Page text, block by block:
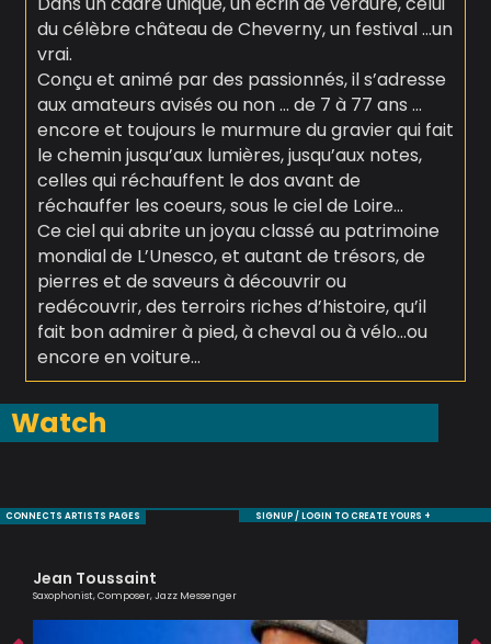
du célèbre château de Cheverny, un festival …un
vrai.
Conçu et animé par des passionnés, il s’adresse
aux amateurs avisés ou non … de 7 à 77 ans …
encore et toujours le murmure du gravier qui fait
le chemin jusqu’aux lumières, jusqu’aux notes,
celles qui réchauffent le dos avant de
réchauffer les coeurs, sous le ciel de Loire…
Ce ciel qui abrite un joyau classé au patrimoine
mondial de L’Unesco, et autant de trésors, de
pierres et de saveurs à découvrir ou
redécouvrir, des terroirs riches d’histoire, qu’il
fait bon admirer à pied, à cheval ou à vélo…ou
encore en voiture…
Watch
CONNECTS ARTISTS PAGES SIGNUP / LOGIN TO CREATE YOURS +
Jean Toussaint
Saxophonist, Composer, Jazz Messenger